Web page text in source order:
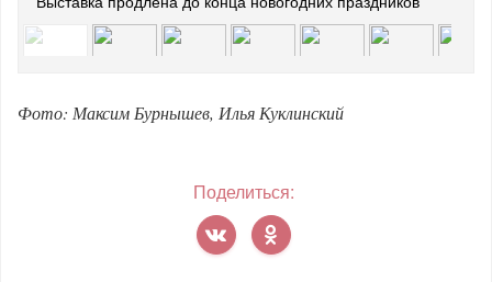
Фото: Максим Бурнышев, Илья Куклинский
Поделиться: